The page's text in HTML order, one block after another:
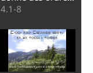
à Timothée sur le
4.1-8